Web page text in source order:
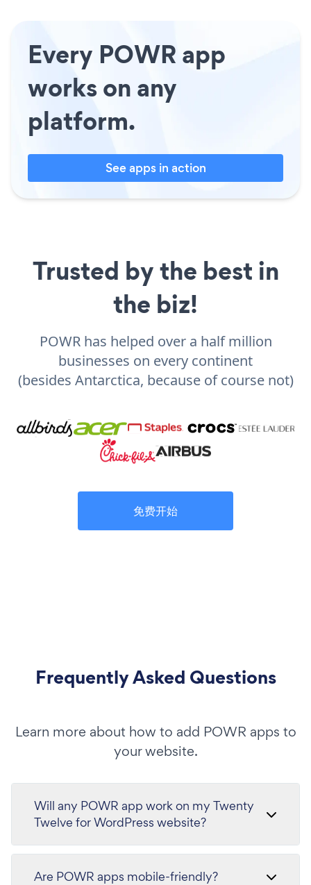
Every POWR app
works on any
platform.
See apps in action
Trusted by the best in
the biz!
POWR has helped over a half million
businesses on every continent
(besides Antarctica, because of course not)
免费开始
Frequently Asked Questions
Learn more about how to add POWR apps to
your website.
Will any POWR app work on my Twenty
Twelve for WordPress website?
Are POWR apps mobile-friendly?